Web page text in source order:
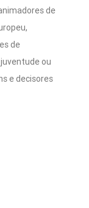
de
de
ou
e decisores